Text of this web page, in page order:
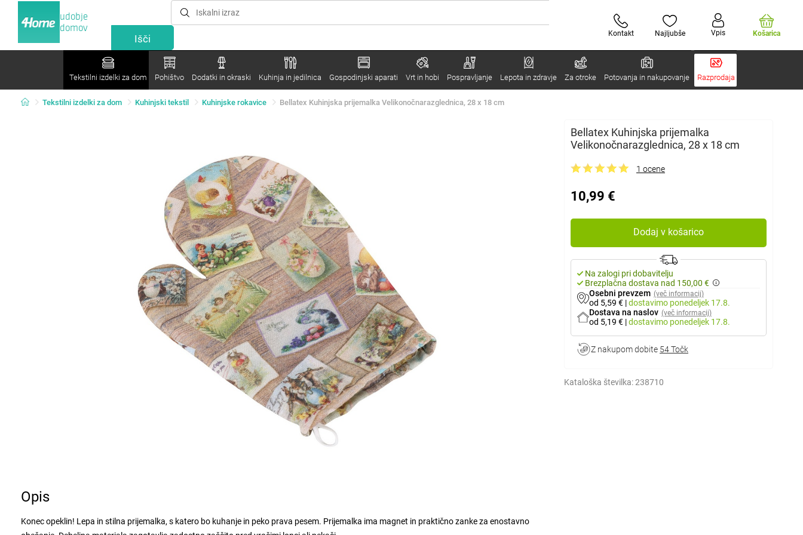
udobje
domov
Kontakt Najljubše Vpis Košarica
Tekstilni izdelki za dom Pohištvo Dodatki in okraski Kuhinja in jedilnica Gospodinjski aparati Vrt in hobi Pospravljanje Lepota in zdravje Za otroke Potovanja in nakupovanje Razprodaja
Tekstilni izdelki za dom Kuhinjski tekstil Kuhinjske rokavice Bellatex Kuhinjska prijemalka Velikonočnarazglednica, 28 x 18 cm
Bellatex Kuhinjska prijemalka
Velikonočnarazglednica, 28 x 18 cm
1 ocene
10,99 €
Dodaj v košarico
Na zalogi pri dobavitelju
Brezplačna dostava nad 150,00 €
Osebni prevzem (več informacij)
od 5,59 € |dostavimo ponedeljek 17.8.
Dostava na naslov (več informacij)
od 5,19 € |dostavimo ponedeljek 17.8.
Z nakupom dobite 54 Točk
Kataloška številka:238710
Opis
Konec opeklin! Lepa in stilna prijemalka, s katero bo kuhanje in peko prava pesem. Prijemalka ima magnet in praktično zanke za enostavno